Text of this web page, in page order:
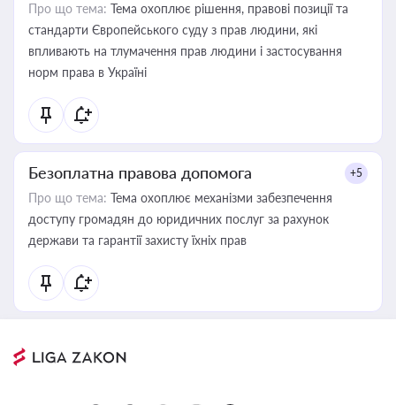
Про що тема: Тема охоплює рішення, правові позиції та
стандарти Європейського суду з прав людини, які
впливають на тлумачення прав людини і застосування
норм права в Україні
Безоплатна правова допомога +5
Про що тема: Тема охоплює механізми забезпечення
доступу громадян до юридичних послуг за рахунок
держави та гарантії захисту їхніх прав